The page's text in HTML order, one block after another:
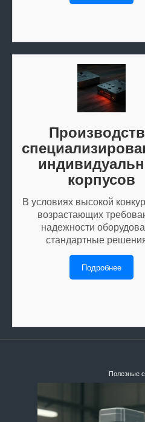
корпусов
В условиях высокой
возрастающих
надежности
стандартные
Подробнее
Полезные